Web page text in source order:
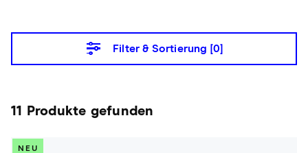
Filter & Sortierung [0]
11 Produkte gefunden
NEU